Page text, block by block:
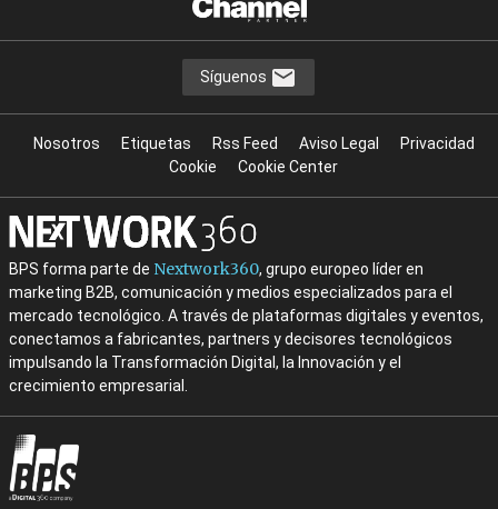
Síguenos
Nosotros Etiquetas Rss Feed Aviso Legal
Privacidad
Cookie
Cookie Center
BPS forma parte de Nextwork360, grupo europeo líder en
marketing B2B, comunicación y medios especializados para el
mercado tecnológico. A través de plataformas digitales y eventos,
conectamos a fabricantes, partners y decisores tecnológicos
impulsando la Transformación Digital, la Innovación y el
crecimiento empresarial.